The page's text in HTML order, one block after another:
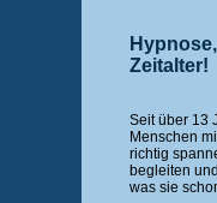
Zeitalter!
Seit über 13
Menschen
richtig
begleiten
was sie